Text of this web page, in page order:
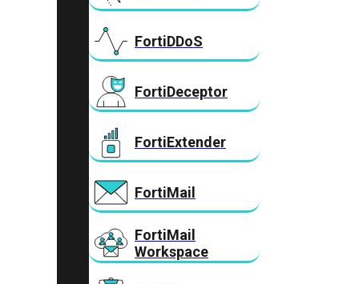
FortiDDoS
FortiDeceptor
FortiExtender
FortiMail
FortiMail
Workspace